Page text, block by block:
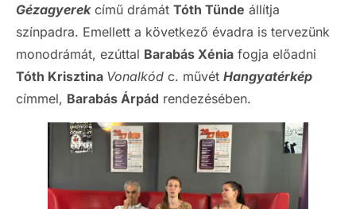
Gézagyerekcímű drámát Tóth Tünde állítja
színpadra. Emellett a következő évadra is tervezünk
monodrámát, ezúttal Barabás Xénia fogja előadni
Tóth Krisztina Vonalkód c. művét Hangyatérkép
címmel, Barabás Árpád rendezésében.